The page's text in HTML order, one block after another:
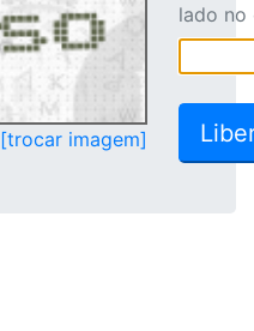
[trocar imagem]
lado no